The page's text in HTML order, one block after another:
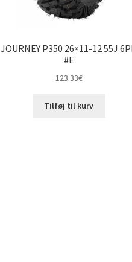
JOURNEY P350 26×11-12 55J
#E
123.33€
Tilføj til kurv